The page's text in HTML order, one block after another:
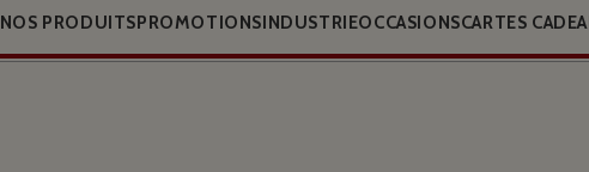
NOS PRODUITSPROMOTIONSINDUSTRIEOCCASIONSCARTES